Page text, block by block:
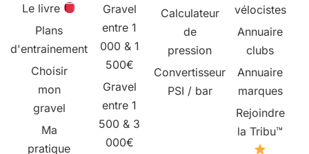
Le livre
Plans
d'entrainement
Choisir
mon
gravel
Ma
pratique
Gravel
entre 1
000 & 1
500€
Gravel
entre 1
500 & 3
000€
Calculateur
de
pression
Convertisseur
PSI / bar
vélocistes
Annuaire
clubs
Annuaire
marques
Rejoindre
la Tribu™